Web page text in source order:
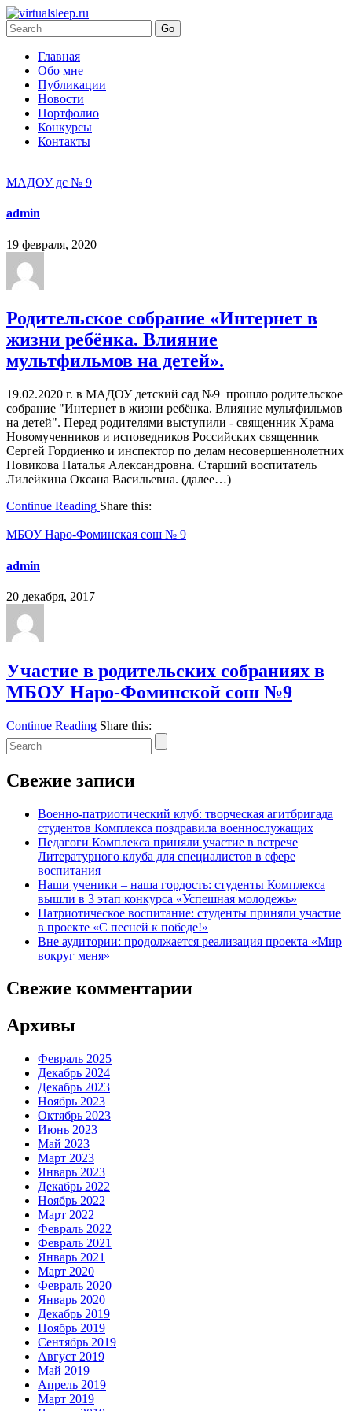
Главная
Обо мне
Публикации
Новости
Портфолио
Конкурсы
Контакты
МАДОУ дс № 9
admin
19 февраля, 2020
Родительское собрание «Интернет в
жизни ребёнка. Влияние
мультфильмов на детей».
19.02.2020 г. в МАДОУ детский сад №9 прошло родительское
собрание "Интернет в жизни ребёнка. Влияние мультфильмов
на детей". Перед родителями выступили - священник Храма
Новомученников и исповедников Российских священник
Сергей Гордиенко и инспектор по делам несовершеннолетних
Новикова Наталья Александровна. Старший воспитатель
Лилейкина Оксана Васильевна. (далее…)
Continue Reading Share this:
МБОУ Наро-Фоминская сош № 9
admin
20 декабря, 2017
Участие в родительских собраниях в
МБОУ Наро-Фоминской сош №9
Continue Reading Share this:
Свежие записи
Военно-патриотический клуб: творческая агитбригада
студентов Комплекса поздравила военнослужащих
Педагоги Комплекса приняли участие в встрече
Литературного клуба для специалистов в сфере
воспитания
Наши ученики – наша гордость: студенты Комплекса
вышли в 3 этап конкурса «Успешная молодежь»
Патриотическое воспитание: студенты приняли участие
в проекте «С песней к победе!»
Вне аудитории: продолжается реализация проекта «Мир
вокруг меня»
Свежие комментарии
Архивы
Февраль 2025
Декабрь 2024
Декабрь 2023
Ноябрь 2023
Октябрь 2023
Июнь 2023
Май 2023
Март 2023
Январь 2023
Декабрь 2022
Ноябрь 2022
Март 2022
Февраль 2022
Февраль 2021
Январь 2021
Март 2020
Февраль 2020
Январь 2020
Декабрь 2019
Ноябрь 2019
Сентябрь 2019
Август 2019
Май 2019
Апрель 2019
Март 2019